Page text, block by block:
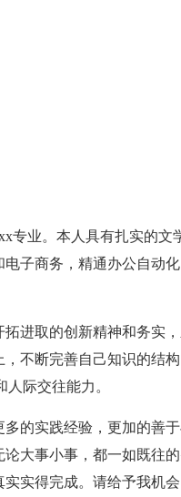
业。本人具有扎实的文
子商务，精通办公自动
取的创新精神和务实，
不断完善自己知识的结
际交往能力。
实践经验，更加的善于
大事小事，都一如既往
实得完成。请给予我机